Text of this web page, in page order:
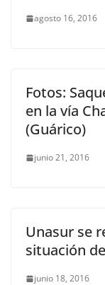
agosto 16, 2016
Fotos:
en la vía
(Guárico)
junio 21, 2016
Unasur se
situación
junio 18, 2016